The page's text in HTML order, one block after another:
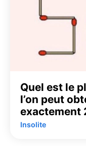
Quel est le
l’on peut
exactement
Insolite